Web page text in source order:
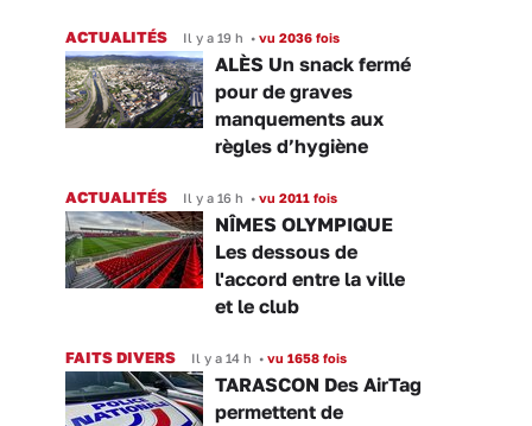
ACTUALITÉS Il y a 19 h • vu 2036 fois
ALÈS Un snack fermé
pour de graves
manquements aux
règles d’hygiène
ACTUALITÉS Il y a 16 h • vu 2011 fois
NÎMES OLYMPIQUE
Les dessous de
l'accord entre la ville
et le club
FAITS DIVERS Il y a 14 h • vu 1658 fois
TARASCON Des AirTag
permettent de